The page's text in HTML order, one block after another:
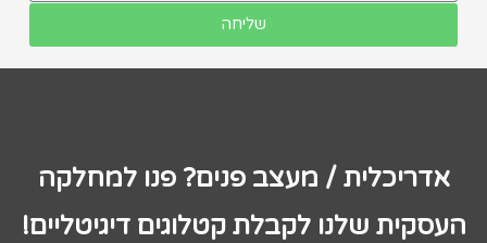
שליחה
אדריכלית / מעצב פנים? פנו למחלקה
העסקית שלנו לקבלת קטלוגים דיגיטליים!